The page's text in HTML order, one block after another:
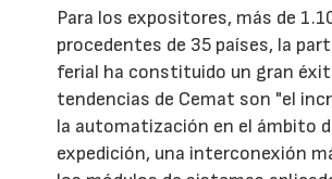
Para los expositores, más de
procedentes de 35 países, la
ferial ha constituido un gran
tendencias de Cemat son "el
la automatización en el ámbito
expedición, una interconexión